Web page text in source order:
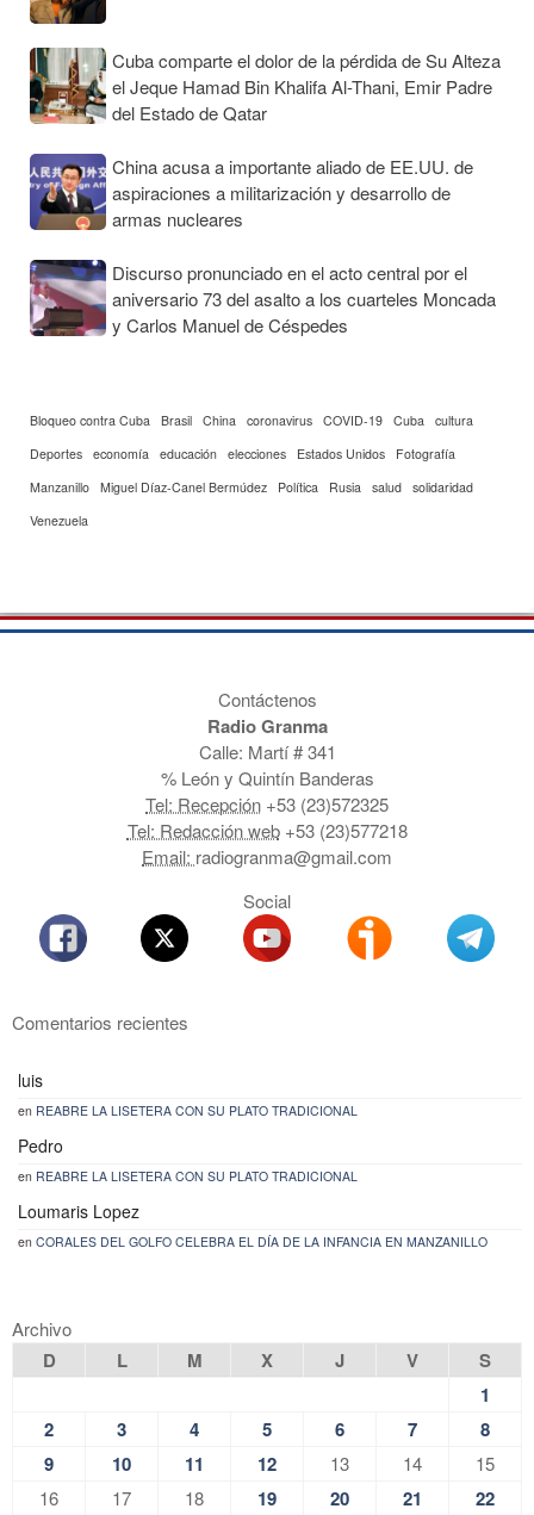
Cuba comparte el dolor de la pérdida de Su Alteza
el Jeque Hamad Bin Khalifa Al-Thani, Emir Padre
del Estado de Qatar
China acusa a importante aliado de EE.UU. de
aspiraciones a militarización y desarrollo de
armas nucleares
Discurso pronunciado en el acto central por el
aniversario 73 del asalto a los cuarteles Moncada
y Carlos Manuel de Céspedes
Bloqueo contra Cuba Brasil China coronavirus COVID-19 Cuba
cultura
Deportes economía educación elecciones Estados Unidos
Fotografía
Manzanillo Miguel Díaz-Canel Bermúdez Política Rusia salud solidaridad
Venezuela
Contáctenos
Radio Granma
Calle: Martí # 341
% León y Quintín Banderas
Tel: Recepción +53 (23)572325
Tel: Redacción web+53 (23)577218
Email: radiogranma@gmail.com
Social
Comentarios recientes
luis
en REABRE LA LISETERA CON SU PLATO TRADICIONAL
Pedro
en REABRE LA LISETERA CON SU PLATO TRADICIONAL
Loumaris Lopez
en CORALES DEL GOLFO CELEBRA EL DÍA DE LA INFANCIA EN MANZANILLO
Archivo
D L M X J V
S
1
2
3 4 5 6 7
8
9
10 11 12 13 14
15
16
17 18 19 20 21
22